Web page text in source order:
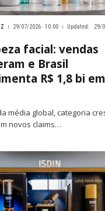
29/07/2026 · 10:00 Updated:
29/
facial: vendas
e Brasil
R$ 1,8 bi em
média global, categoria
novos claims…